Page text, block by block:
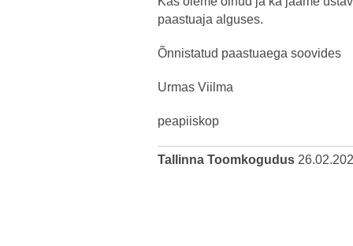
paastuaja alguses.
Õnnistatud paastuaega soovides
Urmas Viilma
peapiiskop
Tallinna Toomkogudus